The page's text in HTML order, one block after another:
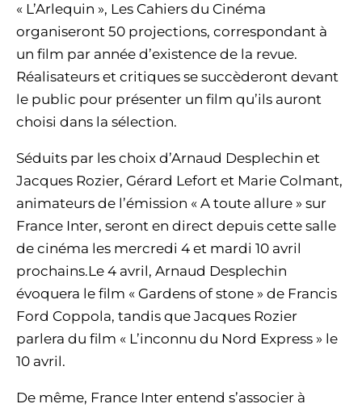
« L’Arlequin », Les Cahiers du Cinéma
organiseront 50 projections, correspondant à
un film par année d’existence de la revue.
Réalisateurs et critiques se succèderont devant
le public pour présenter un film qu’ils auront
choisi dans la sélection.
Séduits par les choix d’Arnaud Desplechin et
Jacques Rozier, Gérard Lefort et Marie Colmant,
animateurs de l’émission « A toute allure » sur
France Inter, seront en direct depuis cette salle
de cinéma les mercredi 4 et mardi 10 avril
prochains.Le 4 avril, Arnaud Desplechin
évoquera le film « Gardens of stone » de Francis
Ford Coppola, tandis que Jacques Rozier
parlera du film « L’inconnu du Nord Express » le
10 avril.
De même, France Inter entend s’associer à